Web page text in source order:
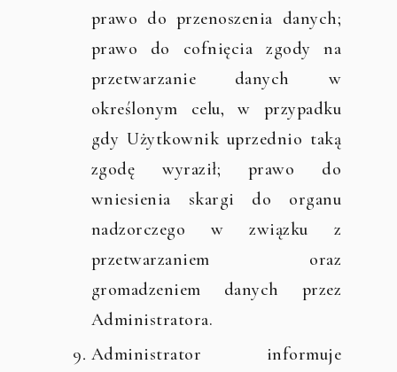
prawo do przenoszenia danych;
prawo do cofnięcia zgody na
przetwarzanie danych w
określonym celu, w przypadku
gdy Użytkownik uprzednio taką
zgodę wyraził; prawo do
wniesienia skargi do organu
nadzorczego w związku z
przetwarzaniem oraz
gromadzeniem danych przez
Administratora.
Administrator informuje